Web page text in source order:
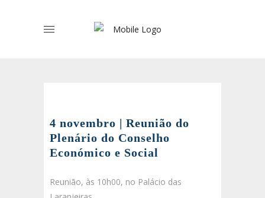
4 novembro | Reunião do
Plenário do Conselho
Económico e Social
Reunião, às 10h00, no Palácio das